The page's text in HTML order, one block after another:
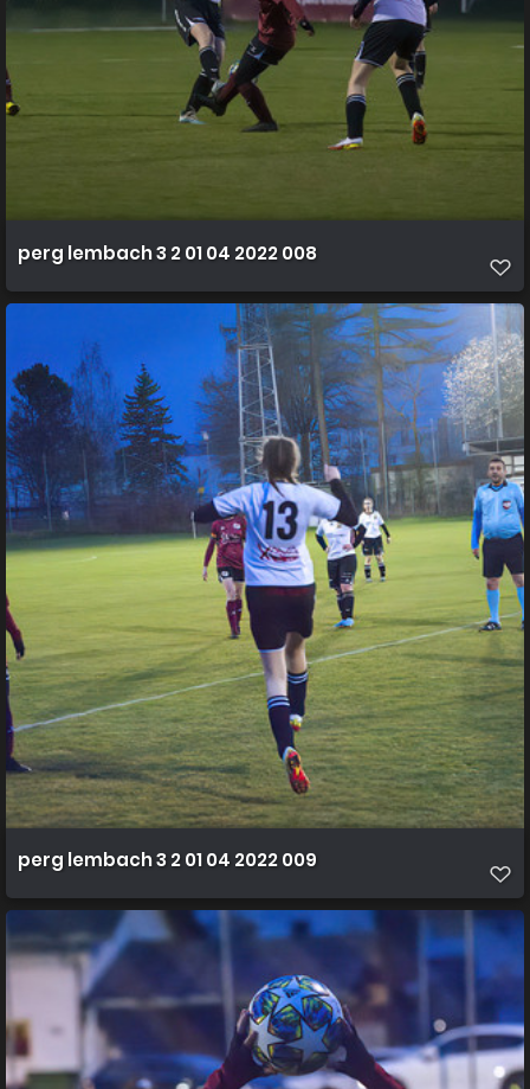
perg lembach 3 2 01 04 2022 008
perg lembach 3 2 01 04 2022 009